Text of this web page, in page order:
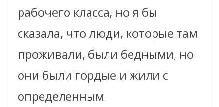
рабочего класса, но я бы
сказала, что люди, которые там
проживали, были бедными, но
они были гордые и жили с
определенным